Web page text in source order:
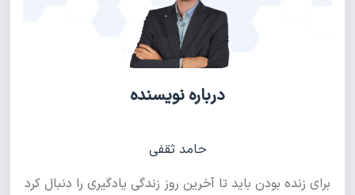
درباره نویسنده
حامد ثقفی
برای زنده بودن باید تا آخرین روز زندگی یادگیری را دنبال کرد